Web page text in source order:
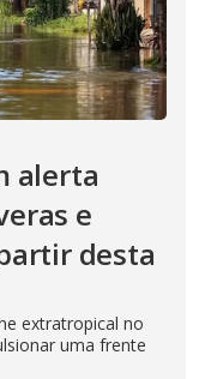
alerta
e
desta
extratropical no
uma frente